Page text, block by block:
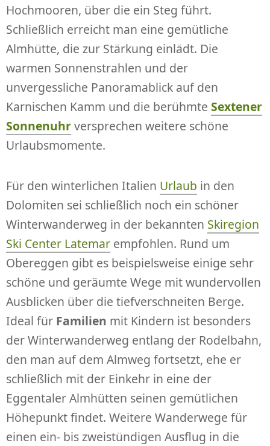
Hochmooren, über die ein Steg führt.
Schließlich erreicht man eine gemütliche
Almhütte, die zur Stärkung einlädt. Die
warmen Sonnenstrahlen und der
unvergessliche Panoramablick auf den
Karnischen Kamm und die berühmte Sextener
Sonnenuhrversprechen weitere schöne
Urlaubsmomente.
Für den winterlichen Italien Urlaub in den
Dolomiten sei schließlich noch ein schöner
Winterwanderweg in der bekannten Skiregion
Ski Center Latemar empfohlen. Rund um
Obereggen gibt es beispielsweise einige sehr
schöne und geräumte Wege mit wundervollen
Ausblicken über die tiefverschneiten Berge.
Ideal für Familien mit Kindern ist besonders
der Winterwanderweg entlang der Rodelbahn,
den man auf dem Almweg fortsetzt, ehe er
schließlich mit der Einkehr in eine der
Eggentaler Almhütten seinen gemütlichen
Höhepunkt findet. Weitere Wanderwege für
einen ein- bis zweistündigen Ausflug in die